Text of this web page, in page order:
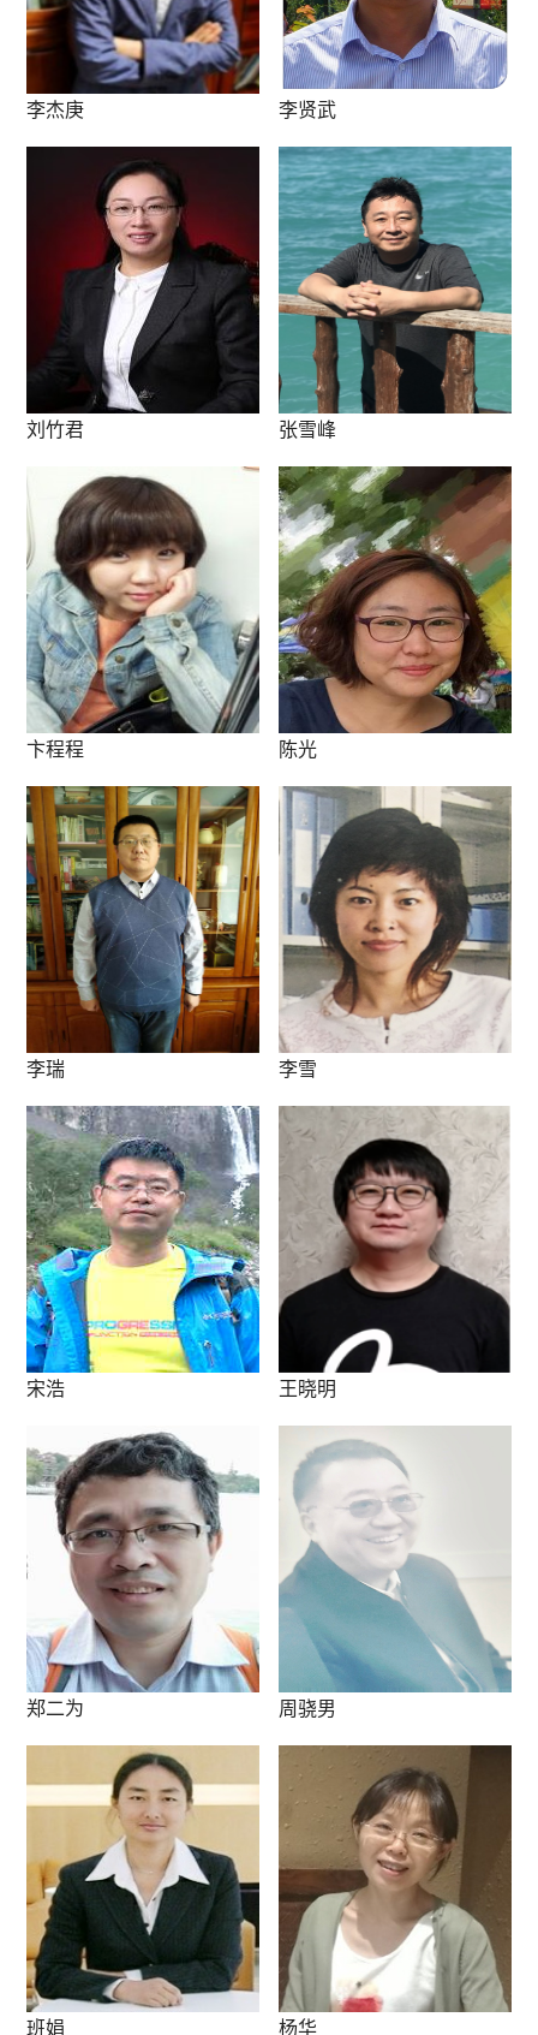
李杰庚 李贤武
刘竹君 张雪峰
卞程程 陈光
李瑞 李雪
宋浩 王晓明
郑二为 周骁男
班娟 杨华